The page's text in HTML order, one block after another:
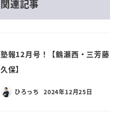
関連記事
塾報12月号！【鶴瀬西・三芳藤
久保】
ひろっち 2024年12月25日